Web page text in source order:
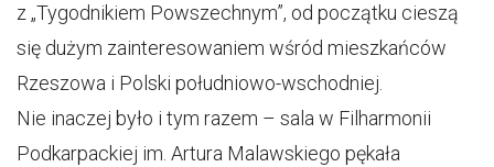
z „Tygodnikiem Powszechnym”, od początku cieszą
się dużym zainteresowaniem wśród mieszkańców
Rzeszowa i Polski południowo-wschodniej.
Nie inaczej było i tym razem – sala w Filharmonii
Podkarpackiej im. Artura Malawskiego pękała